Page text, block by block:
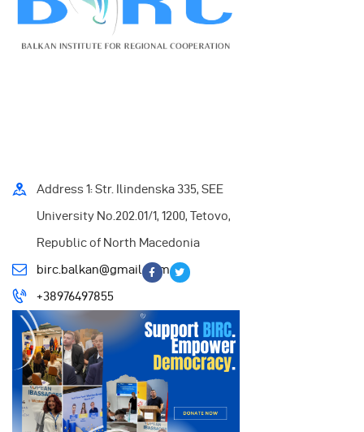
Address 1: Str. Ilindenska 335, SEE
University No.202.01/1, 1200, Tetovo,
Republic of North Macedonia
birc.balkan@gmail.com
+38976497855